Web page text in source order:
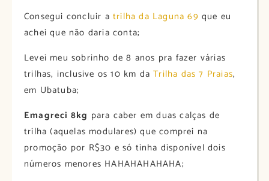
Consegui concluir a trilha da Laguna 69 que eu
achei que não daria conta;
Levei meu sobrinho de 8 anos pra fazer várias
trilhas, inclusive os 10 km daTrilha das 7 Praias,
em Ubatuba;
Emagreci 8kg para caber em duas calças de
trilha (aquelas modulares) que comprei na
promoção por R$30 e só tinha disponível dois
números menores HAHAHAHAHAHA;